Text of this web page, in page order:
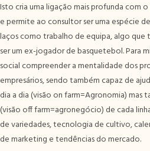
Isto cria uma ligação mais profunda com
e permite ao consultor ser uma espécie
laços como trabalho de equipa, algo
ser um ex-jogador de basquetebol. Para
social compreender a mentalidade dos
empresários, sendo também capaz de
dia a dia (visão on farm=Agronomia) mas
(visão off farm=agronegócio) de cada
de variedades, tecnologia de cultivo,
de marketing e tendências do mercado.